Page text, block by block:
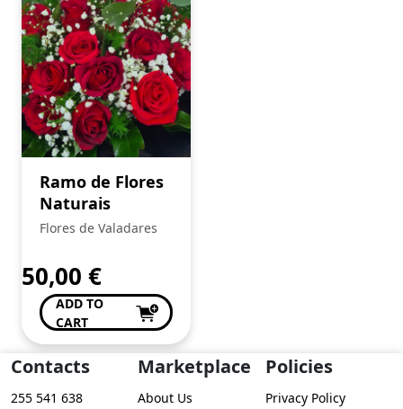
Ramo de Flores
Naturais
Flores de Valadares
50,00 €
ADD TO
CART
Contacts
255 541 638
Marketplace
About Us
Policies
Privacy Policy